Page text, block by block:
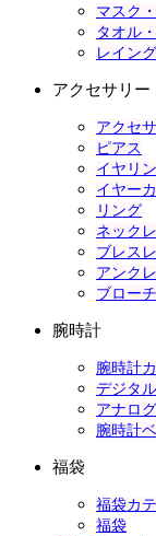
マスク
タオル
レイン
アクセサリー
アクセ
ピアス
イヤリ
イヤー
リング
ネック
ブレス
アンク
ブローチ
腕時計
腕時計
デジタ
アナロ
腕時計
福袋
福袋カ
福袋